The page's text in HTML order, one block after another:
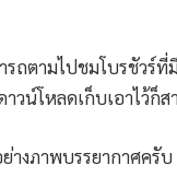
รถตามไปชมโบรชัวร์
วน์โหลดเก็บเอาไว้ก็ส
างภาพบรรยากาศครับ